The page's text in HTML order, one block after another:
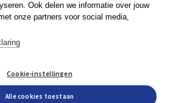
Ook delen we informatie over jouw
onze partners voor social media,
Cookie-instellingen
Alle cookies toestaan